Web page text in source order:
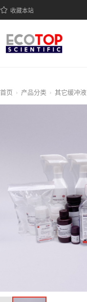
收藏本站
首页 产品分类 其它缓冲液